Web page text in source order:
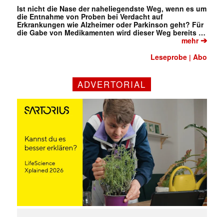
✕
Ist nicht die Nase der naheliegendste Weg, wenn es um
die Entnahme von Proben bei Verdacht auf
Erkrankungen wie Alzheimer oder Parkinson geht? Für
die Gabe von Medikamenten wird dieser Weg bereits …
mehr➔
Leseprobe |Abo
ADVERTORIAL